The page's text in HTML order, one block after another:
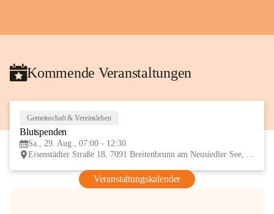
Kommende Veranstaltungen
Gemeinschaft & Vereinsleben
Blutspenden
Sa., 29. Aug., 07:00 - 12:30
Eisenstädter Straße 18, 7091 Breitenbrunn am Neusiedler See, AUT
Veranstaltungskalender